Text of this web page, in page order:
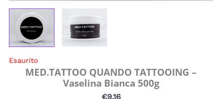
MED.TATTOO QUANDO TATTOOING –
Vaselina Bianca 500g
€9.16
Esaurito